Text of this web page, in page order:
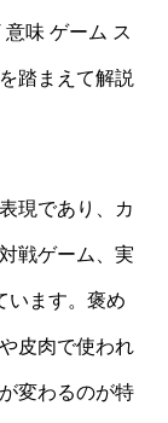
味 ゲーム ス
踏まえて解説
現であり、カ
戦ゲーム、実
います。褒め
皮肉で使われ
変わるのが特